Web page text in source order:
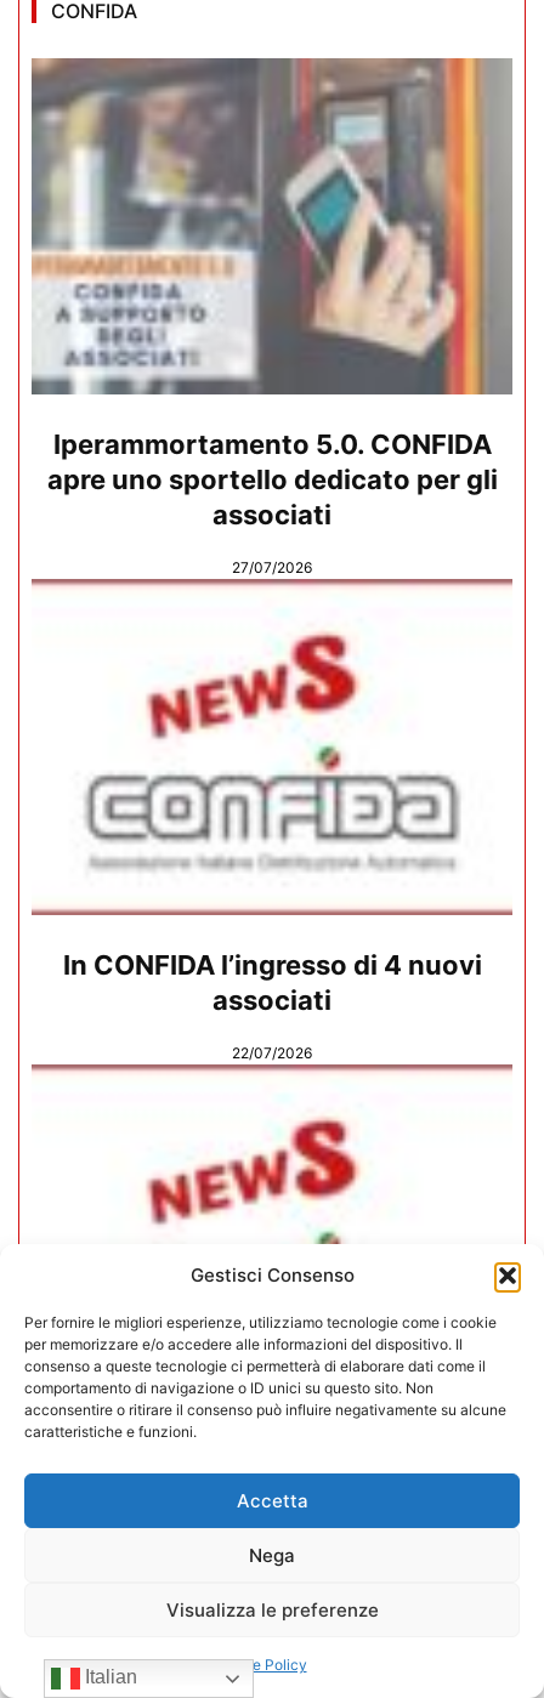
Gestisci Consenso
Per fornire le migliori esperienze, utilizziamo tecnologie come i cookie
per memorizzare e/o accedere alle informazioni del dispositivo. Il
consenso a queste tecnologie ci permetterà di elaborare dati come il
comportamento di navigazione o ID unici su questo sito. Non
acconsentire o ritirare il consenso può influire negativamente su alcune
caratteristiche e funzioni.
Accetta
Nega
Visualizza le preferenze
Cookie Policy
CONFIDA
Iperammortamento 5.0. CONFIDA
apre uno sportello dedicato per gli
associati
27/07/2026
In CONFIDA l’ingresso di 4 nuovi
associati
22/07/2026
Italian